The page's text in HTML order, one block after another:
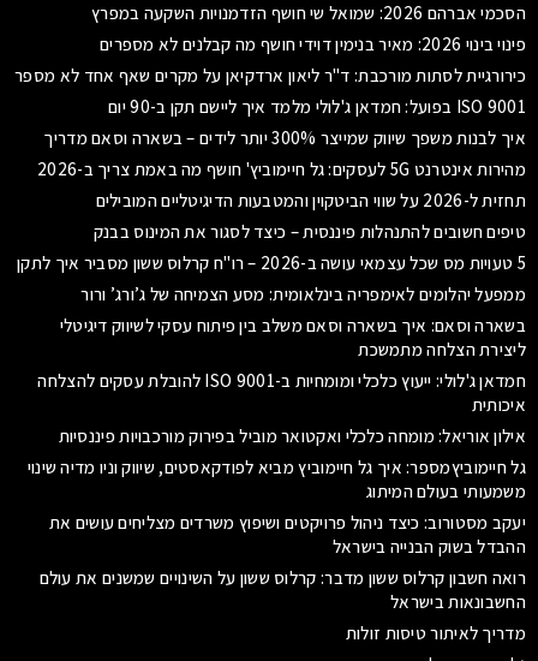
הסכמי אברהם 2026: שמואל שי חושף הזדמנויות השקעה במפרץ
פינוי בינוי 2026: מאיר בנימין דוידי חושף מה קבלנים לא מספרים
כירורגיית לסתות מורכבת: ד"ר ליאון ארדקיאן על מקרים שאף אחד לא מספר
ISO 9001 בפועל: חמדאן ג'לולי מלמד איך ליישם תקן ב-90 יום
איך לבנות משפך שיווק שמייצר 300% יותר לידים – בשארה וסאם מדריך
מהירות אינטרנט 5G לעסקים: גל חיימוביץ' חושף מה באמת צריך ב-2026
תחזית ל-2026 על שווי הביטקוין והמטבעות הדיגיטליים המובילים
טיפים חשובים להתנהלות פיננסית – כיצד לסגור את המינוס בבנק
5 טעויות מס שכל עצמאי עושה ב-2026 – רו"ח קרלוס ששון מסביר איך לתקן
ממפעל יהלומים לאימפריה בינלאומית: מסע הצמיחה של ג’ורג’ ורור
בשארה וסאם: איך בשארה וסאם משלב בין פיתוח עסקי לשיווק דיגיטלי
ליצירת הצלחה מתמשכת
חמדאן ג'לולי: ייעוץ כלכלי ומומחיות ב-ISO 9001 להובלת עסקים להצלחה
איכותית
אילון אוריאל: מומחה כלכלי ואקטואר מוביל בפירוק מורכבויות פיננסיות
גל חיימוביץמספר: איך גל חיימוביץ מביא לפודקאסטים, שיווק וניו מדיה שינוי
משמעותי בעולם המיתוג
יעקב מסטורוב: כיצד ניהול פרויקטים ושיפוץ משרדים מצליחים עושים את
ההבדל בשוק הבנייה בישראל
רואה חשבון קרלוס ששון מדבר: קרלוס ששון על השינויים שמשנים את עולם
החשבונאות בישראל
מדריך לאיתור טיסות זולות